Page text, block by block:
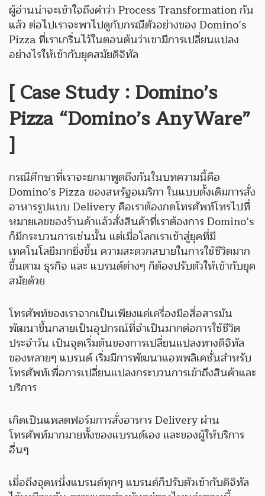
ผู้อ่านน่าจะเข้าใจถึงคำว่า Process Transformation กัน
แล้ว ต่อไปเราจะพาไปดูกับกรณีตัวอย่างของ Domino’s
Pizza ที่เราเกริ่นไว้ในตอนต้นว่าเขามีการเปลี่ยนแปลง
อย่างไรให้เข้ากับยุคสมัยดิจิทัล
[ Case Study : Domino’s
Pizza “Domino’s AnyWare”
]
กรณีศึกษาที่เราจะยกมาพูดถึงกันในบทความนี้คือ
Domino’s Pizza ของสหรัฐอเมริกา ในแบบดั้งเดิมการสั่ง
อาหารรูปแบบ Delivery คือเราต้องกดโทรศัพท์โทรไปที่
หมายเลขของร้านค้าแล้วสั่งสินค้าที่เราต้องการ Domino’s
ก็มีกระบวนการเช่นนั้น แต่เมื่อโลกเราเข้าสู่ยุคที่มี
เทคโนโลยีมากยิ่งขึ้น ความสะดวกสบายในการใช้ชีวิตมาก
ขึ้นตาม ธุรกิจ และ แบรนด์ต่างๆ ก็ต้องปรับตัวให้เข้ากับยุค
สมัยด้วย
โทรศัพท์ของเราจากเป็นเพียงแค่เครื่องมือสื่อสารมัน
พัฒนาขึ้นกลายเป็นอุปกรณ์ที่จำเป็นมากต่อการใช้ชีวิต
ประจำวัน เป็นจุดเริ่มต้นของการเปลี่ยนแปลงทางดิจิทัล
ของหลายๆ แบรนด์ เริ่มมีการพัฒนาแอพพลิเคชั่นสำหรับ
โทรศัพท์เพื่อการเปลี่ยนแปลงกระบวนการเข้าถึงสินค้าและ
บริการ
เกิดเป็นแพลตฟอร์มการสั่งอาหาร Delivery ผ่าน
โทรศัพท์มากมายทั้งของแบรนด์เอง และของผู้ให้บริการ
อื่นๆ
เมื่อถึงจุดหนึ่งแบรนด์ทุกๆ แบรนด์ก็ปรับตัวเข้ากับดิจิทัล